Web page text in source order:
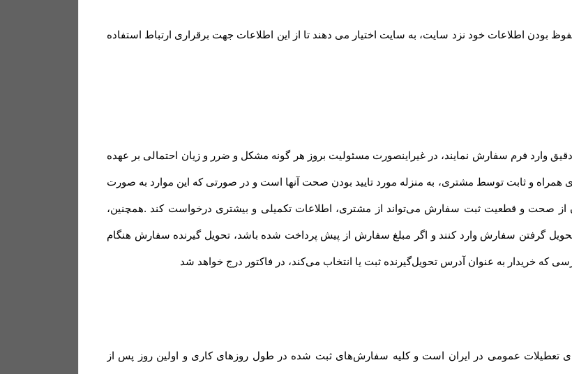
بودن اطلاعات خود نزد سایت، به سایت اختیار می دهند تا از این اطلاعات جهت برقراری ارتباط استفاده
وارد فرم سفارش نمایند، در غیراینصورت مسئولیت بروز هر گونه مشکل و ضرر و زیان احتمالی بر عهده
همراه و ثابت توسط مشتری، به منزله مورد تایید بودن صحت آنها است و در صورتی که این موارد به صورت
صحت و قطعیت ثبت سفارش می‌تواند از مشتری، اطلاعات تکمیلی و بیشتری درخواست کند .همچنین،
گرفتن سفارش وارد کنند و اگر مبلغ سفارش از پیش پرداخت شده باشد، تحویل گیرنده سفارش هنگام
که خریدار به عنوان آدرس تحویل‌گیرنده ثبت یا انتخاب می‌کند، در فاکتور درج خواهد شد
تعطیلات عمومی در ایران است و کلیه سفارش‏‌های ثبت شده در طول روزهای کاری و اولین روز پس از